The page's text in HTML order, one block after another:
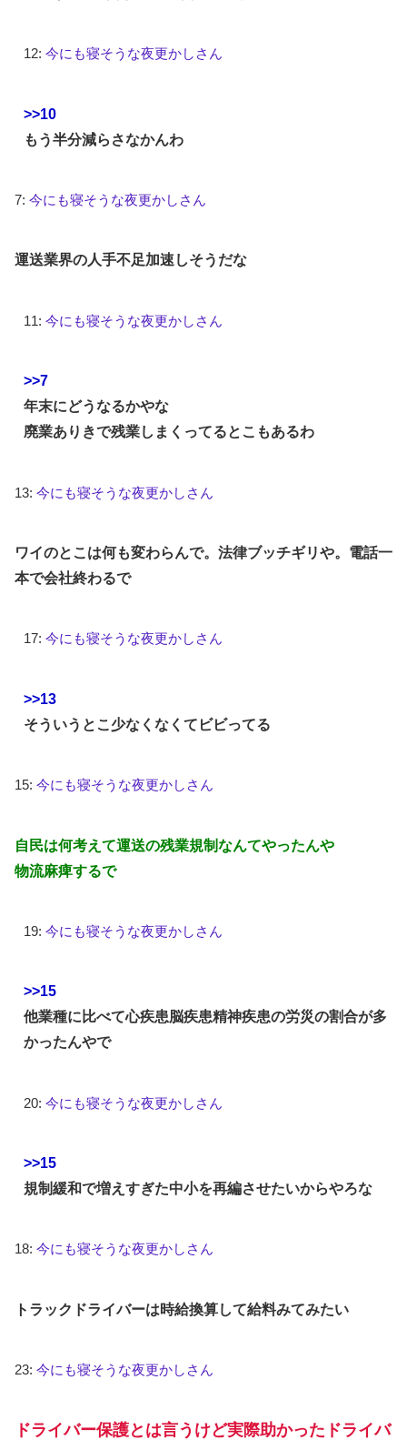
12: 今にも寝そうな夜更かしさん
>>10
もう半分減らさなかんわ
7: 今にも寝そうな夜更かしさん
運送業界の人手不足加速しそうだな
11: 今にも寝そうな夜更かしさん
>>7
年末にどうなるかやな
廃業ありきで残業しまくってるとこもあるわ
13: 今にも寝そうな夜更かしさん
ワイのとこは何も変わらんで。法律ブッチギリや。電話一
本で会社終わるで
17: 今にも寝そうな夜更かしさん
>>13
そういうとこ少なくなくてビビってる
15: 今にも寝そうな夜更かしさん
自民は何考えて運送の残業規制なんてやったんや
物流麻痺するで
19: 今にも寝そうな夜更かしさん
>>15
他業種に比べて心疾患脳疾患精神疾患の労災の割合が多
かったんやで
20: 今にも寝そうな夜更かしさん
>>15
規制緩和で増えすぎた中小を再編させたいからやろな
18: 今にも寝そうな夜更かしさん
トラックドライバーは時給換算して給料みてみたい
23: 今にも寝そうな夜更かしさん
ドライバー保護とは言うけど実際助かったドライバ